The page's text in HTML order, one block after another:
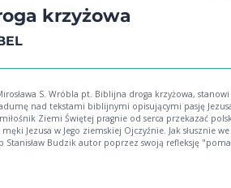
krzyżowa
S. Wróbla pt. Biblijna droga krzyżowa, stanowi
nad tekstami biblijnymi opisującymi pasję
Ziemi Świętej pragnie od serca przekazać
Jezusa w Jego ziemskiej Ojczyźnie. Jak słusznie we
Stanisław Budzik autor poprzez swoją refleksję